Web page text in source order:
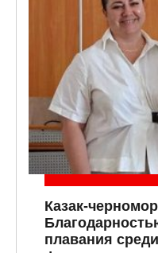
Казак-
плавания